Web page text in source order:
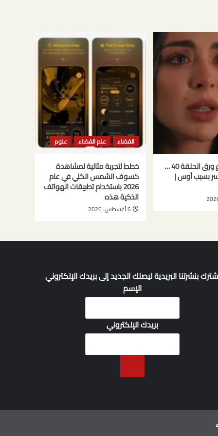
مسلسل حب ع ورق الحلقة 40 …
بسبب أوس |
الفضاء علم الفضاء علوم
خطط لتجربة مثالية لمشاهدة
كسوف الشمس الكلي في عام
2026 باستخدام تطبيقات الهواتف
الذكية هذه
6 أغسطس، 2026
بنشرتنا البريدية ليصلك الجديد إلى بريدك الإلكتروني
الإسم
بريدك الإلكتروني